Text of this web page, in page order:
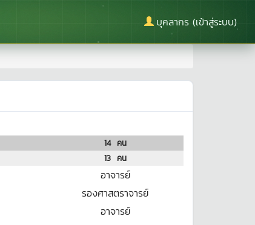
บุคลากร (เข้าสู่ระบบ)
14คน
13คน
อาจารย์
รองศาสตราจารย์
อาจารย์